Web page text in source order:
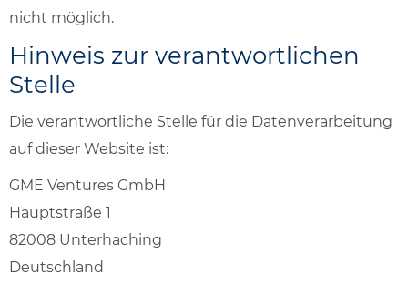
nicht möglich.
Hinweis zur verantwortlichen
Stelle
Die verantwortliche Stelle für die Datenverarbeitung
auf dieser Website ist:
GME Ventures GmbH
Hauptstraße 1
82008 Unterhaching
Deutschland